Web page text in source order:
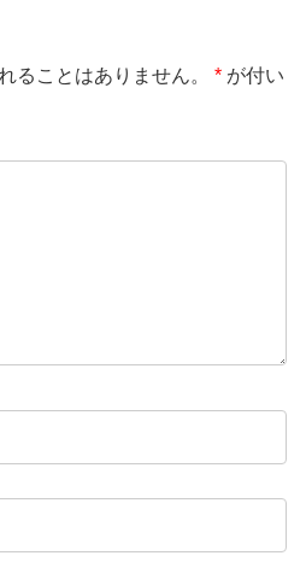
ることはありません。 * が付い